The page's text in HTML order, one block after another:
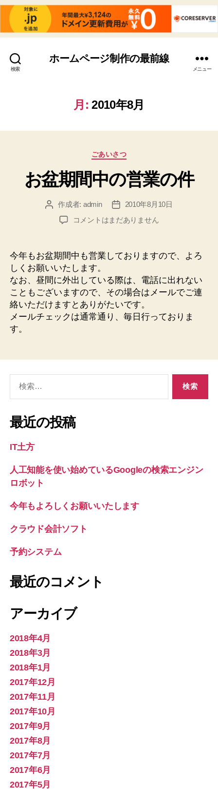
検索
ホームページ制作の最前線
メニュー
月: 2010年8月
カ
ゴ
リ
ごあいさつ
お盆期間中の営業の件
投 作成者: admin
投
稿
日
2010年8月10日
お
間
中
の
営
業
の
件
コメントはまだありません
今年もお盆期間中も営業しておりますので、よろ
しくお願いいたします。
なお、昼間に外出している際は、電話に出れない
こともございますので、その場合はメールでご連
絡いただけますとありがたいです。
メールチェックは通常通り、毎日行っておりま
す。
象:
最近の投稿
IT土方
人工知能を使い始めているGoogleの検索エンジン
ロボット
今年もよろしくお願いいたします
クラウド会計ソフト
予約システム
最近のコメント
アーカイブ
2018年4月
2018年3月
2018年1月
2017年12月
2017年11月
2017年10月
2017年9月
2017年8月
2017年7月
2017年6月
2017年5月